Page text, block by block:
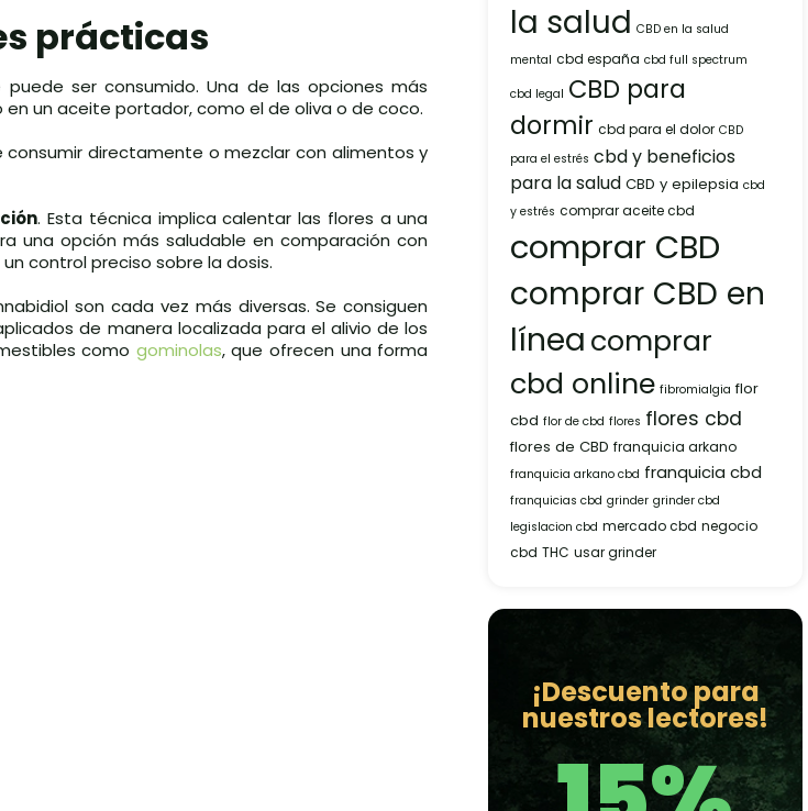
prácticas
ser consumido. Una de las opciones más
un aceite portador, como el de oliva o de coco.
directamente o mezclar con alimentos y
. Esta técnica implica calentar las flores a una
una opción más saludable en comparación con
control preciso sobre la dosis.
son cada vez más diversas. Se consiguen
de manera localizada para el alivio de los
como gominolas, que ofrecen una forma
la salud CBD en la salud
mental cbd españa cbd full spectrum
cbd legal CBD para
dormir cbd para el dolor CBD
para el estrés cbd y beneficios
para la salud CBD y epilepsia cbd
y estrés comprar aceite cbd
comprar CBD
comprar CBD en
líneacomprar
cbd online fibromialgia flor
cbd flor de cbd flores flores cbd
flores de CBD franquicia arkano
franquicia arkano cbd franquicia cbd
franquicias cbd grinder grinder cbd
legislacion cbd mercado cbd negocio
cbd THC usar grinder
¡Descuento para
nuestros lectores!